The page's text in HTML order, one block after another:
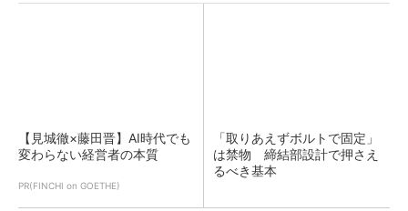
【見城徹×藤田晋】AI時代でも
変わらない経営者の本質
PR(FINCHI on GOETHE)
「取りあえずボルトで固定」
は禁物 締結部設計で押さえ
るべき基本